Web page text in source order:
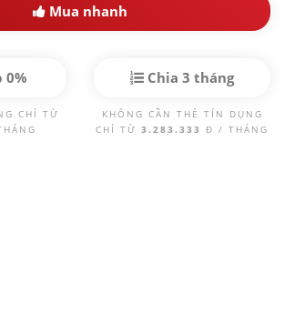
Mua nhanh
0%
CHỈ TỪ
Chia 3 tháng
KHÔNG CẦN THẺ TÍN DỤNG
CHỈ TỪ 3.283.333 Đ / THÁNG